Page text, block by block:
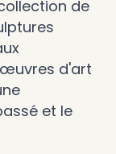
de
d'art
et le